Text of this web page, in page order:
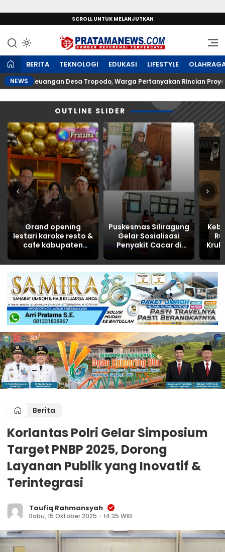
SCROLL UNTUK MELANJUTKAN
PratamaNews.com
Sumber Referensi Terpercaya
BERITA TEKNOLOGI EDUKASI LIFESTYLE
NEWS
Keuangan Desa Tropodo, Warga Pertanyakan Rincian Proyek
OUTLINE SLIDER
Grand opening
lestari karoke resto &
cafe kabupaten
2026
Puskesmas Siliragung
Gelar Sosialisasi
Penyakit Cacar di
Berita
Korlantas Polri Gelar Simposium
Target PNBP 2025, Dorong
Layanan Publik yang Inovatif &
Terintegrasi
Taufiq Rahmansyah
Rabu, 15 Oktober 2025 - 14:35 WIB